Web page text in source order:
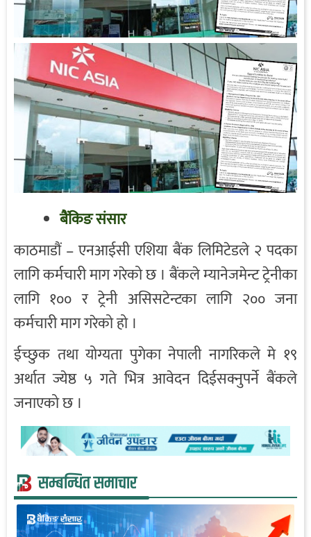
बैंकिङ संसार
काठमाडौं – एनआईसी एशिया बैंक लिमिटेडले २ पदका
लागि कर्मचारी माग गरेको छ । बैंकले म्यानेजमेन्ट ट्रेनीका
लागि १०० र ट्रेनी असिसटेन्टका लागि २०० जना
कर्मचारी माग गरेको हो ।
ईच्छुक तथा योग्यता पुगेका नेपाली नागरिकले मे १९
अर्थात ज्येष्ठ ५ गते भित्र आवेदन दिईसक्नुपर्ने बैंकले
जनाएको छ ।
सम्बन्धित समाचार